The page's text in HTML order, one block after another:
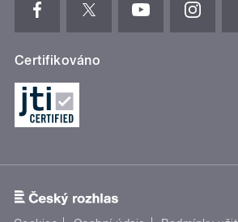
Certifikováno